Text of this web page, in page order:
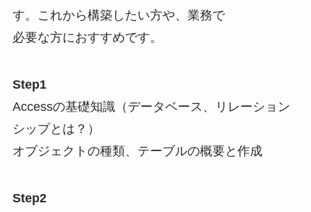
す。これから構築したい方や、業務で
必要な方におすすめです。
Step1
Accessの基礎知識（データベース、リレーション
シップとは？）
オブジェクトの種類、テーブルの概要と作成
Step2